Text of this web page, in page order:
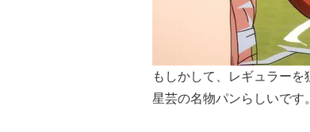
もしかして、レギュラーを
星芸の名物パンらしいです。